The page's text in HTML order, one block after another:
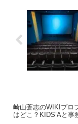
崎山蒼志のWIKIプロ
はどこ？KIDS’Aと事